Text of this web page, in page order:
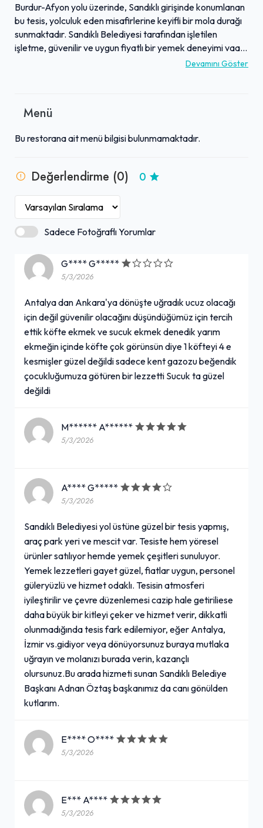
Burdur-Afyon yolu üzerinde, Sandıklı girişinde konumlanan
bu tesis, yolculuk eden misafirlerine keyifli bir mola durağı
sunmaktadır. Sandıklı Belediyesi tarafından işletilen
işletme, güvenilir ve uygun fiyatlı bir yemek deneyimi vaat
etmektedir. Menüsünde çorba ve tas kebabı gibi sulu
oturma alanları ile temiz lavabolarıyla konforlu bir ortam
hizmet anlayışıyla öne çıkan işletme, misafirlerinin
Devamını Göster
Menü
Bu restorana ait menü bilgisi bulunmamaktadır.
Değerlendirme (0) 0
Sadece Fotoğraflı Yorumlar
G**** G*****
5/3/2026
Antalya dan Ankara'ya dönüşte uğradık ucuz olacağı
için değil güvenilir olacağını düşündüğümüz için tercih
ettik köfte ekmek ve sucuk ekmek denedik yarım
ekmeğin içinde köfte çok görünsün diye 1 köfteyi 4 e
kesmişler güzel değildi sadece kent gazozu beğendik
çocukluğumuza götüren bir lezzetti Sucuk ta güzel
değildi
M****** A******
5/3/2026
A**** G*****
5/3/2026
Sandıklı Belediyesi yol üstüne güzel bir tesis yapmış,
araç park yeri ve mescit var. Tesiste hem yöresel
ürünler satılıyor hemde yemek çeşitleri sunuluyor.
Yemek lezzetleri gayet güzel, fiatlar uygun, personel
güleryüzlü ve hizmet odaklı. Tesisin atmosferi
iyileştirilir ve çevre düzenlemesi cazip hale getiriliese
daha büyük bir kitleyi çeker ve hizmet verir, dikkatli
olunmadığında tesis fark edilemiyor, eğer Antalya,
İzmir vs.gidiyor veya dönüyorsunuz buraya mutlaka
uğrayın ve molanızı burada verin, kazançlı
olursunuz.Bu arada hizmeti sunan Sandıklı Belediye
Başkanı Adnan Öztaş başkanımız da canı gönülden
kutlarım.
E**** O****
5/3/2026
E*** A****
5/3/2026